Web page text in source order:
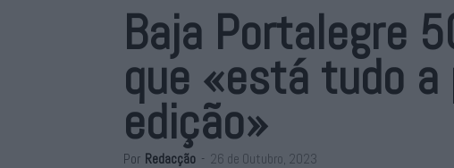
Baja Portalegre
que «está tudo
edição»
Por Redacção - 26 de Outubro, 2023